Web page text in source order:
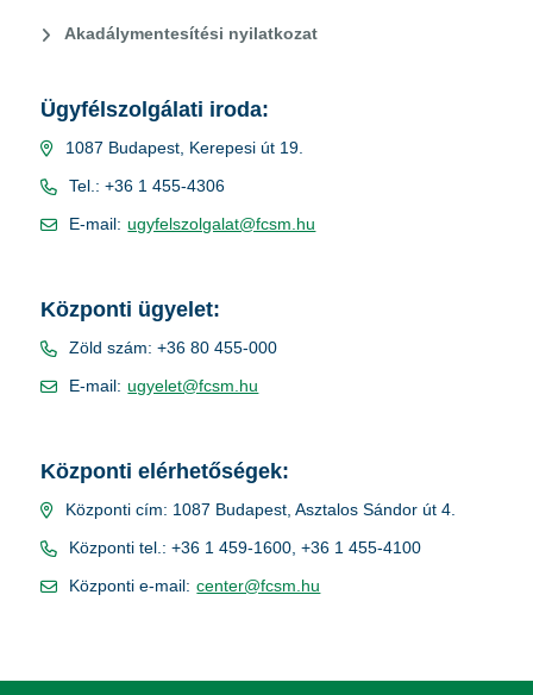
Akadálymentesítési nyilatkozat
Ügyfélszolgálati iroda:
1087 Budapest, Kerepesi út 19.
Tel.: +36 1 455-4306
E-mail: ugyfelszolgalat@fcsm.hu
Központi ügyelet:
Zöld szám: +36 80 455-000
E-mail: ugyelet@fcsm.hu
Központi elérhetőségek:
Központi cím: 1087 Budapest, Asztalos Sándor út 4.
Központi tel.: +36 1 459-1600, +36 1 455-4100
Központi e-mail: center@fcsm.hu